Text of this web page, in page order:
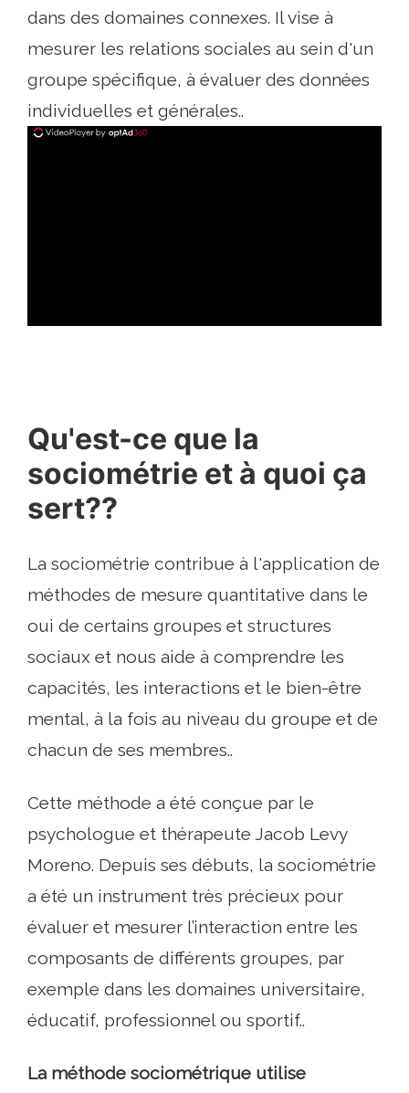
dans des domaines connexes. Il vise à
mesurer les relations sociales au sein d'un
groupe spécifique, à évaluer des données
individuelles et générales..
Qu'est-ce que la
sociométrie et à quoi ça
sert??
La sociométrie contribue à l'application de
méthodes de mesure quantitative dans le
oui de certains groupes et structures
sociaux et nous aide à comprendre les
capacités, les interactions et le bien-être
mental, à la fois au niveau du groupe et de
chacun de ses membres..
Cette méthode a été conçue par le
psychologue et thérapeute Jacob Levy
Moreno. Depuis ses débuts, la sociométrie
a été un instrument très précieux pour
évaluer et mesurer l’interaction entre les
composants de différents groupes, par
exemple dans les domaines universitaire,
éducatif, professionnel ou sportif..
La méthode sociométrique utilise